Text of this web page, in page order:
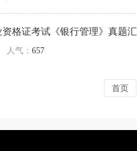
资格证考试《银行管理》真题汇
人气： 657
首页